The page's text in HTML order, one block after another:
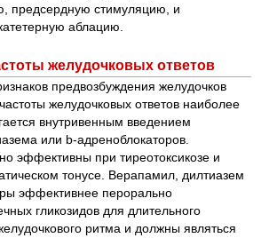
предсердную стимуляцию, и
аблацию.
желудочковых ответов
предвозбуждения желудочков
желудочковых ответов наиболее
внутривенным введением
или b-адреноблокаторов.
эффективны при тиреотоксикозе и
тонусе. Верапамил, дилтиазем
эффективнее перорально
гликозидов для длительного
ритма и должны являться